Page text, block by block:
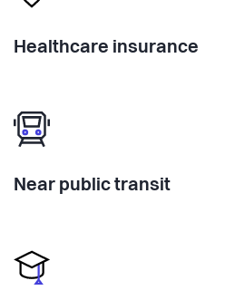
Healthcare insurance
Near public transit